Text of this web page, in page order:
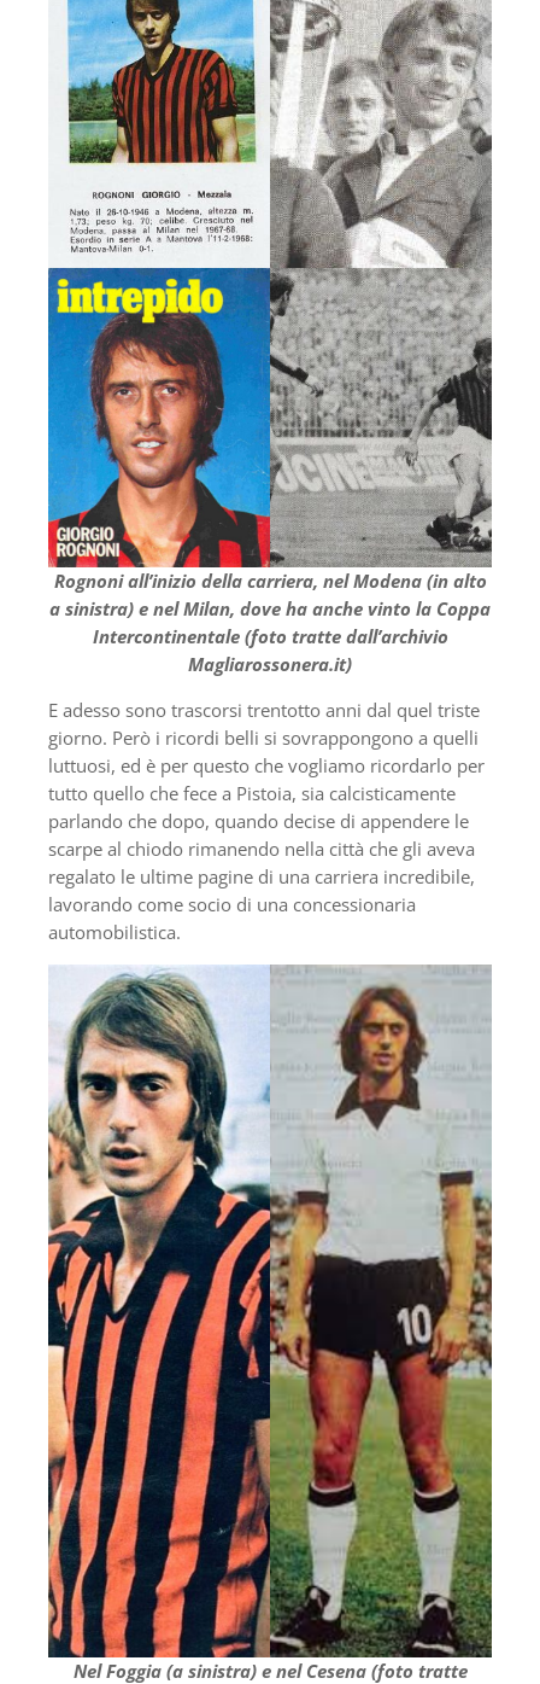
Rognoni all’inizio della carriera, nel Modena (in alto
a sinistra) e nel Milan, dove ha anche vinto la Coppa
Intercontinentale (foto tratte dall’archivio
Magliarossonera.it)
E adesso sono trascorsi trentotto anni dal quel triste
giorno. Però i ricordi belli si sovrappongono a quelli
luttuosi, ed è per questo che vogliamo ricordarlo per
tutto quello che fece a Pistoia, sia calcisticamente
parlando che dopo, quando decise di appendere le
scarpe al chiodo rimanendo nella città che gli aveva
regalato le ultime pagine di una carriera incredibile,
lavorando come socio di una concessionaria
automobilistica.
Nel Foggia (a sinistra) e nel Cesena (foto tratte